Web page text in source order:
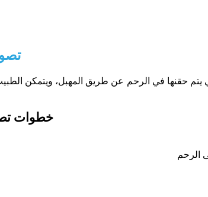
حقنها في الرحم عن طريق المهبل، ويتمكن
خطوات